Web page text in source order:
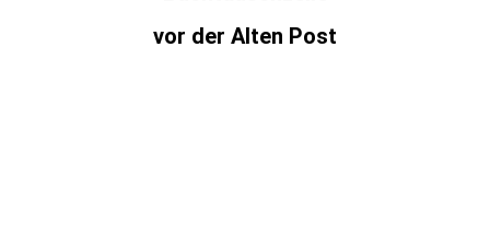
vor der Alten Post